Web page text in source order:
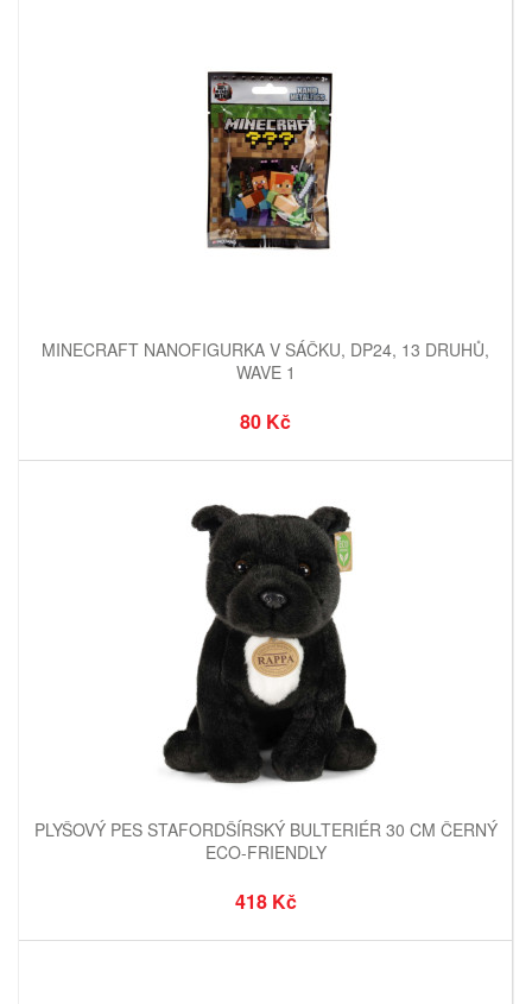
MINECRAFT NANOFIGURKA V SÁČKU, DP24, 13 DRUHŮ,
WAVE 1
80 Kč
PLYŠOVÝ PES STAFORDŠÍRSKÝ BULTERIÉR 30 CM ČERNÝ
ECO-FRIENDLY
418 Kč